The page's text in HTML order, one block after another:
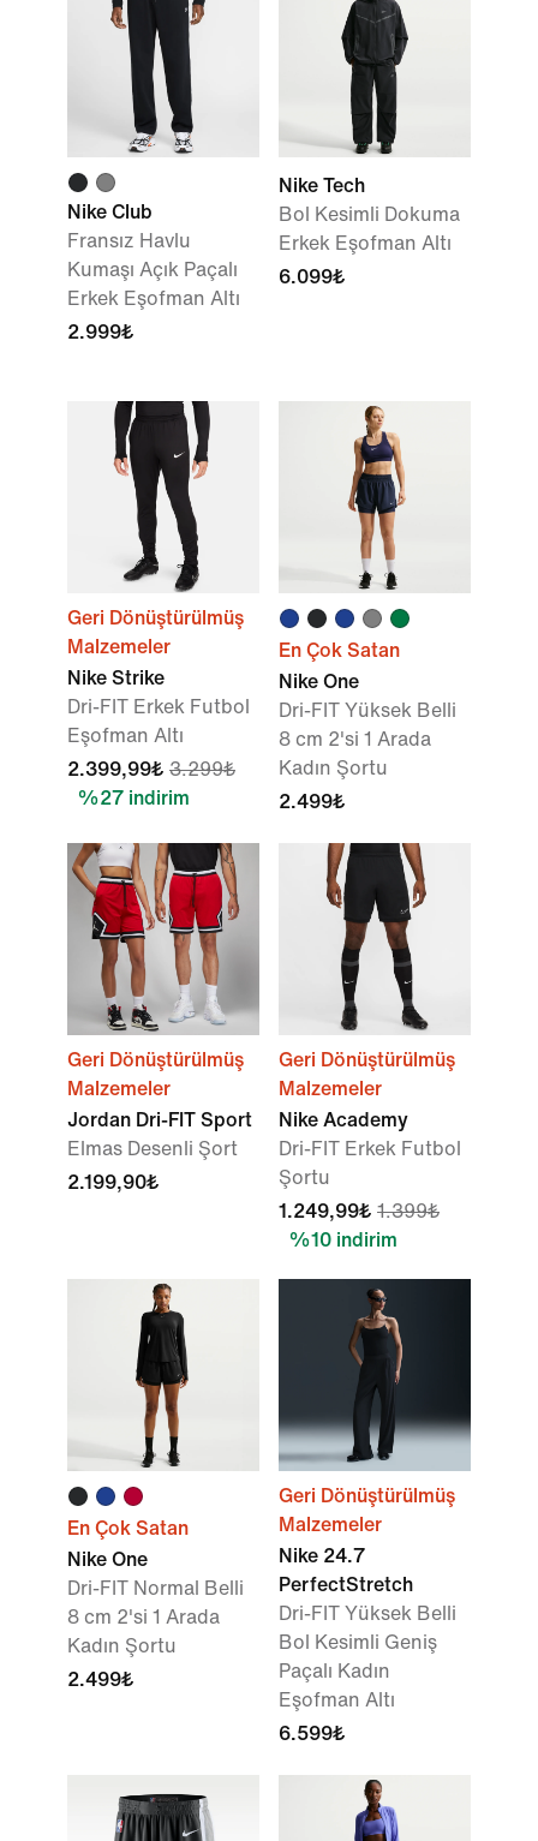
Nike Club
Fransız Havlu
Kumaşı Açık Paçalı
Erkek Eşofman Altı
2.999₺
Nike Tech
Bol Kesimli Dokuma
Erkek Eşofman Altı
6.099₺
Geri Dönüştürülmüş
Malzemeler
Nike Strike
Dri-FIT Erkek Futbol
Eşofman Altı
2.399,99₺ 3.299₺
%27 indirim
En Çok Satan
Nike One
Dri-FIT Yüksek Belli
8 cm 2'si 1 Arada
Kadın Şortu
2.499₺
Geri Dönüştürülmüş
Malzemeler
Jordan Dri-FIT Sport
Elmas Desenli Şort
2.199,90₺
Geri Dönüştürülmüş
Malzemeler
Nike Academy
Dri-FIT Erkek Futbol
Şortu
1.249,99₺ 1.399₺
%10 indirim
En Çok Satan
Nike One
Dri-FIT Normal Belli
8 cm 2'si 1 Arada
Kadın Şortu
2.499₺
Geri Dönüştürülmüş
Malzemeler
Nike 24.7
PerfectStretch
Dri-FIT Yüksek Belli
Bol Kesimli Geniş
Paçalı Kadın
Eşofman Altı
6.599₺